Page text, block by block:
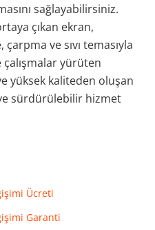
sağlayabilirsiniz.
çıkan ekran,
ve sıvı temasıyla
yürüten
yüksek kaliteden oluşan
sürdürülebilir hizmet
Ücreti
Garanti